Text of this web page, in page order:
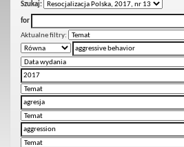
Szukaj:
for
Aktualne filtry: